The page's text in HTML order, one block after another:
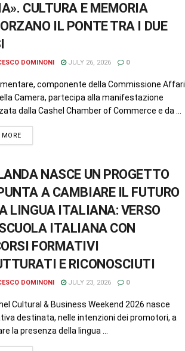
CULTURA E MEMORIA
IL PONTE TRA I DUE
DOMINONI JULY 26, 2026 0
componente della Commissione Affari
Camera, partecipa alla manifestazione
dalla Cashel Chamber of Commerce e da ...
MORE
NASCE UN PROGETTO
A CAMBIARE IL FUTURO
LINGUA ITALIANA: VERSO
ITALIANA CON
FORMATIVI
E RICONOSCIUTI
DOMINONI JULY 23, 2026 0
Cultural & Business Weekend 2026 nasce
destinata, nelle intenzioni dei promotori, a
la presenza della lingua ...